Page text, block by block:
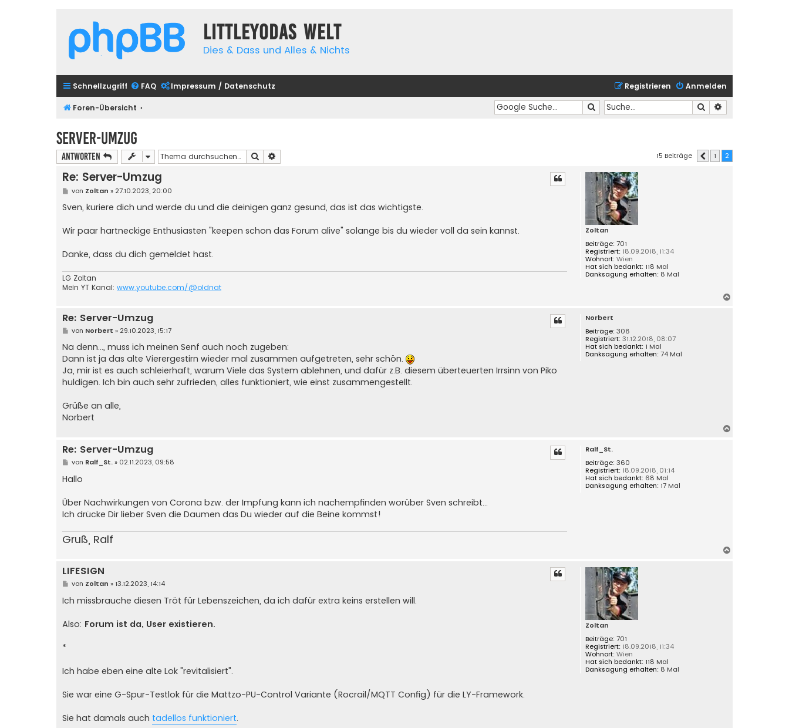
Littleyodas Welt
Dies & Dass und Alles & Nichts
Schnellzugriff FAQ Impressum / Datenschutz Anmelden
Registrieren
Foren-Übersicht Suche
Suche
Server-Umzug
Antworten Suche 15 Beiträge Vorherige
1 2
Zoltan
Beiträge: 701
Registriert: 18.09.2018, 11:34
Wohnort: Wien
Hat sich bedankt: 118 Mal
Danksagung erhalten: 8 Mal
Re: Server-Umzug
B
i
t
a
g
von Zoltan » 27.10.2023, 20:00
Sven, kuriere dich und werde du und die deinigen ganz gesund, das ist das wichtigste.
Wir paar hartneckige Enthusiasten "keepen schon das Forum alive" solange bis du wieder voll da sein kannst.
Danke, dass du dich gemeldet hast.
LG Zoltan
Mein YT Kanal: www.youtube.com/@oldnat
Norbert
Beiträge: 308
Registriert: 31.12.2018, 08:07
Hat sich bedankt: 1 Mal
Danksagung erhalten: 74 Mal
Re: Server-Umzug
B
i
t
r
a
g
von Norbert » 29.10.2023, 15:17
Na denn..., muss ich meinen Senf auch noch zugeben:
Dann ist ja das alte Vierergestirn wieder mal zusammen aufgetreten, sehr schön.
Ja, mir ist es auch schleierhaft, warum Viele das System ablehnen, und dafür z.B. diesem überteuerten Irrsinn von Piko
huldigen. Ich bin auch sehr zufrieden, alles funktioniert, wie einst zusammengestellt.
Grüße an alle,
Norbert
Ralf_St.
Beiträge: 360
Registriert: 18.09.2018, 01:14
Hat sich bedankt: 68 Mal
Danksagung erhalten: 17 Mal
Re: Server-Umzug
B
i
t
a
g
von Ralf_St.» 02.11.2023, 09:58
Hallo
Über Nachwirkungen von Corona bzw. der Impfung kann ich nachempfinden worüber Sven schreibt...
Ich drücke Dir lieber Sven die Daumen das Du wieder auf die Beine kommst!
Gruß, Ralf
Zoltan
Beiträge: 701
Registriert: 18.09.2018, 11:34
Wohnort: Wien
Hat sich bedankt: 118 Mal
Danksagung erhalten: 8 Mal
LIFESIGN
B
i
t
a
g
von Zoltan » 13.12.2023, 14:14
Ich missbrauche diesen Tröt für Lebenszeichen, da ich dafür extra keins erstellen will.
Also: Forum ist da, User existieren.
*
Ich habe eben eine alte Lok "revitalisiert".
Sie war eine G-Spur-Testlok für die Mattzo-PU-Control Variante (Rocrail/MQTT Config) für die LY-Framework.
Sie hat damals auch tadellos funktioniert.